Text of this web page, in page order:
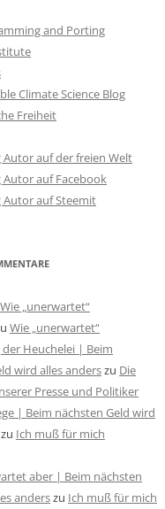
and Porting
Climate Science Blog
Freiheit
Autor auf der freien Welt
Autor auf Facebook
Autor auf Steemit
Wie „unerwartet“
Wie „unerwartet“
Heuchelei | Beim
wird alles anderszu Die
Presse und Politiker
| Beim nächsten Geld wird
zu Ich muß für mich
aber | Beim nächsten
anderszu Ich muß für mich